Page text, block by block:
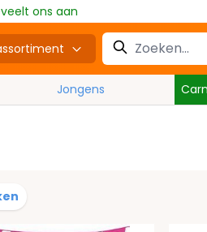
ons aan
Jongens